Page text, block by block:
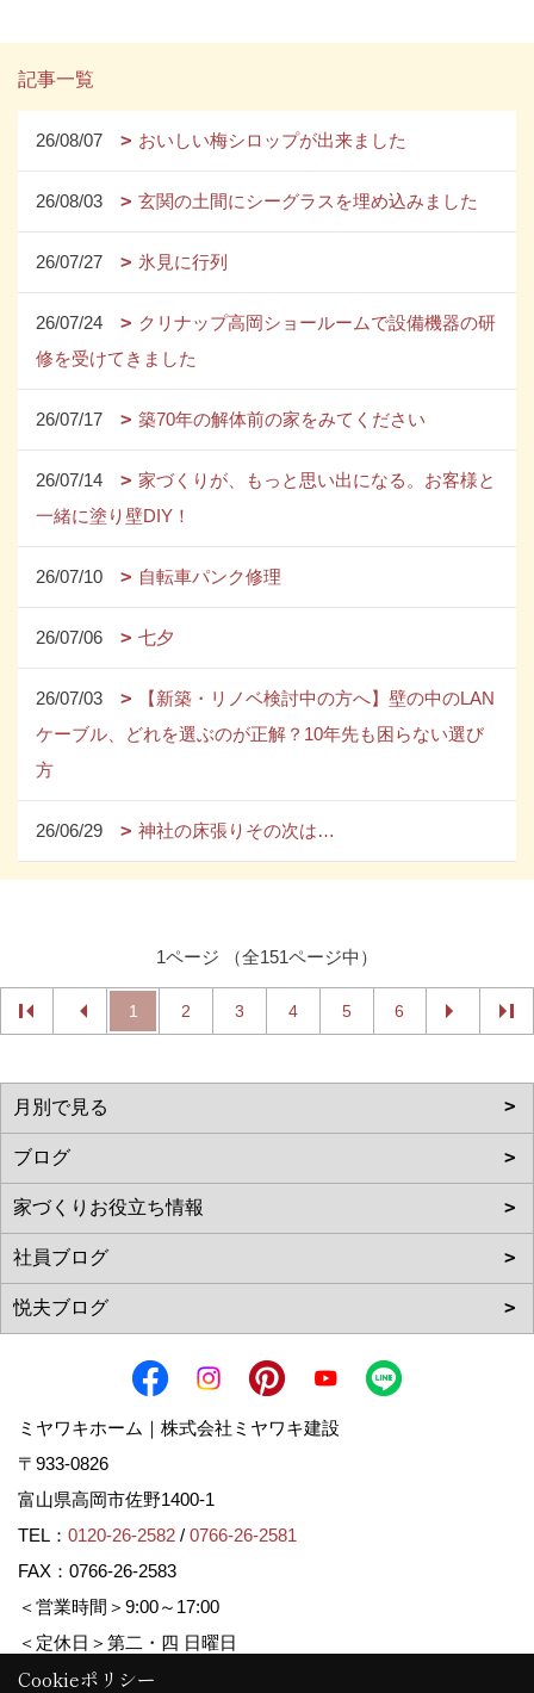
記事一覧
26/08/07 おいしい梅シロップが出来ました
26/08/03 玄関の土間にシーグラスを埋め込みました
26/07/27 氷見に行列
26/07/24
クリナップ高岡ショールームで設備機器の研
修を受けてきました
26/07/17 築70年の解体前の家をみてください
26/07/14
家づくりが、もっと思い出になる。お客様と
一緒に塗り壁DIY！
26/07/10 自転車パンク修理
26/07/06 七夕
26/07/03
【新築・リノベ検討中の方へ】壁の中のLAN
ケーブル、どれを選ぶのが正解？10年先も困らない選び
方
26/06/29 神社の床張りその次は…
1ページ （全151ページ中）
1 2 3 4 5 6
ミヤワキホーム｜株式会社ミヤワキ建設
〒933-0826
富山県高岡市佐野1400-1
TEL： 0120-26-2582 / 0766-26-2581
FAX：0766-26-2583
＜営業時間＞9:00～17:00
＜定休日＞第二・四 日曜日
Cookieポリシー